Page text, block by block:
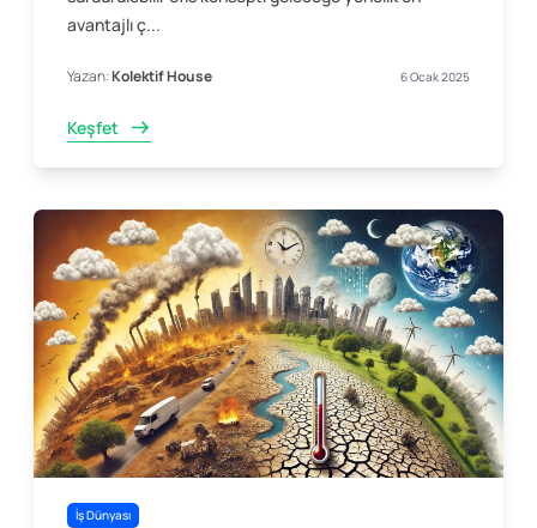
avantajlı ç...
Yazan:Kolektif House 6 Ocak 2025
Keşfet
İş Dünyası